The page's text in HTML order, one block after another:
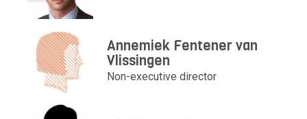
Annemiek Fentener van
Vlissingen
Non-executive director